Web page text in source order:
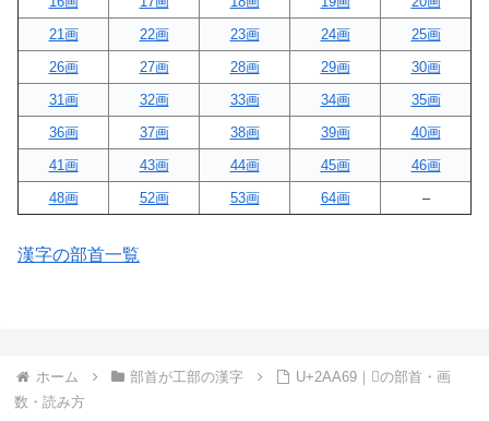
21画
22画 23画 24画
25画
26画
27画 28画 29画
30画
31画
32画 33画 34画
35画
36画
37画 38画 39画
40画
41画
43画 44画 45画
46画
48画
52画 53画 64画 –
漢字の部首一覧
ホーム 部首が工部の漢字
U+2AA69｜𪩩の部首・画
数・読み方